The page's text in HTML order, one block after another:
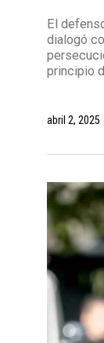
El
dialogó
principio
abril 2, 2025